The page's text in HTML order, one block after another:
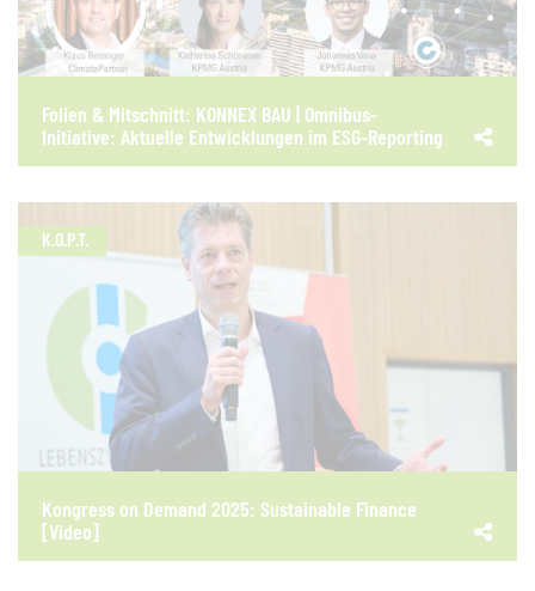
Folien & Mitschnitt: KONNEX BAU | Omnibus-
Initiative: Aktuelle Entwicklungen im ESG-Reporting
K.O.P.T.
Kongress on Demand 2025: Sustainable Finance
[Video]